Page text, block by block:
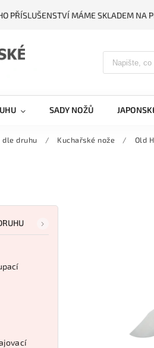
PŘÍSLUŠENSTVÍ MÁME SKLADEM NA
SADY NOŽŮ
dle druhu / Kuchařské nože / Old